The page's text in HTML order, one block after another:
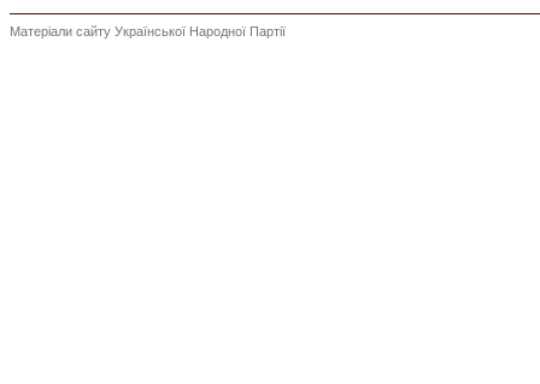
Матеріали сайту Української Народної Партії